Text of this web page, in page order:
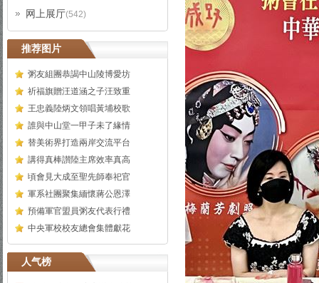
网上展厅(542)
推荐图片
粥友組團恭謁中山陵博愛坊
祈福旗贈汪道涵之子汪致重
王忠義陸炳文領唱黃埔校歌
誰與中山堂一甲子未了緣情
替美術界打造兩岸交流平台
講得真棒讃陸主席效率真高
頃會見大成至聖先師奉祀官
軍系社團聚集緬懷蔣公恩澤
預備軍官盟員粥友代表行禮
中央軍校校友總會集體獻花
人气榜